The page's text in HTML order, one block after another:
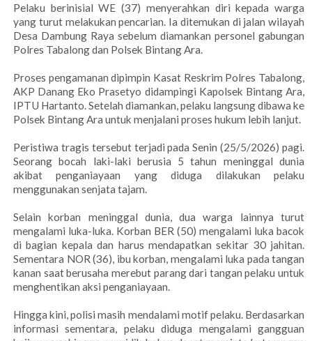
Pelaku berinisial WE (37) menyerahkan diri kepada warga
yang turut melakukan pencarian. Ia ditemukan di jalan wilayah
Desa Dambung Raya sebelum diamankan personel gabungan
Polres Tabalong dan Polsek Bintang Ara.
Proses pengamanan dipimpin Kasat Reskrim Polres Tabalong,
AKP Danang Eko Prasetyo didampingi Kapolsek Bintang Ara,
IPTU Hartanto. Setelah diamankan, pelaku langsung dibawa ke
Polsek Bintang Ara untuk menjalani proses hukum lebih lanjut.
Peristiwa tragis tersebut terjadi pada Senin (25/5/2026) pagi.
Seorang bocah laki-laki berusia 5 tahun meninggal dunia
akibat penganiayaan yang diduga dilakukan pelaku
menggunakan senjata tajam.
Selain korban meninggal dunia, dua warga lainnya turut
mengalami luka-luka. Korban BER (50) mengalami luka bacok
di bagian kepala dan harus mendapatkan sekitar 30 jahitan.
Sementara NOR (36), ibu korban, mengalami luka pada tangan
kanan saat berusaha merebut parang dari tangan pelaku untuk
menghentikan aksi penganiayaan.
Hingga kini, polisi masih mendalami motif pelaku. Berdasarkan
informasi sementara, pelaku diduga mengalami gangguan